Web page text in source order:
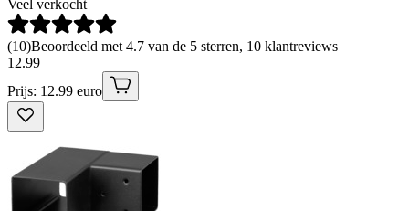
Veel verkocht
(10)Beoordeeld met 4.7 van de 5 sterren, 10 klantreviews
12.99
Prijs: 12.99 euro